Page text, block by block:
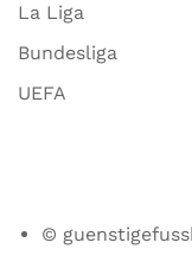
La Liga
Bundesliga
UEFA
©